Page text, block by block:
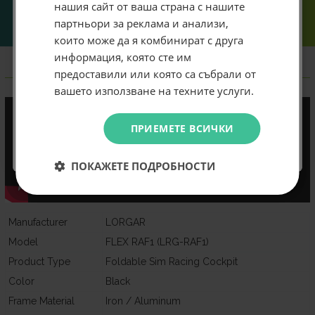
го прехвърляме, а го
решаваме.
Информация
Manufacturer
LORGAR
Model
FLEX RAF1 (LRG-RAF1)
Product Type
Foldable Sim Racing Cockpit
Color
Black
Frame Material
Iron / Aluminum
нашия сайт от ваша страна с нашите
партньори за реклама и анализи,
които може да я комбинират с друга
информация, която сте им
предоставили или която са събрали от
вашето използване на техните услуги.
ПРИЕМЕТЕ ВСИЧКИ
ПОКАЖЕТЕ ПОДРОБНОСТИ
първата ти поръчка.
Email
Не искам подарък